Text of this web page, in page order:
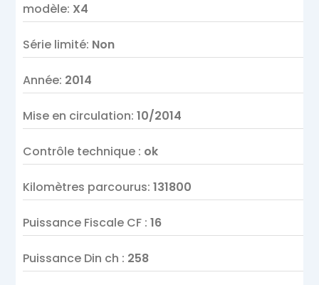
modèle: X4
Série limité: Non
Année: 2014
Mise en circulation:10/2014
Contrôle technique : ok
Kilomètres parcourus:131800
Puissance Fiscale CF :16
Puissance Din ch : 258